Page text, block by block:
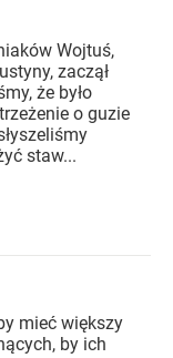
Wojtuś,
zaczął
że było
o guzie
staw...
mieć większy
by ich